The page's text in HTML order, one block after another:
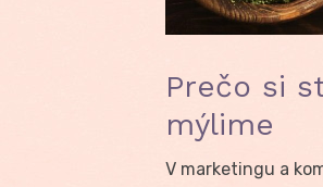
Prečo si
mýlime
V marketingu a